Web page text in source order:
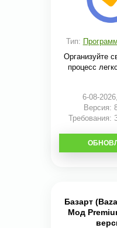
Тип:
Организуйте
процесс
6-08-
Версия:
Требования:
Базарт
Мод